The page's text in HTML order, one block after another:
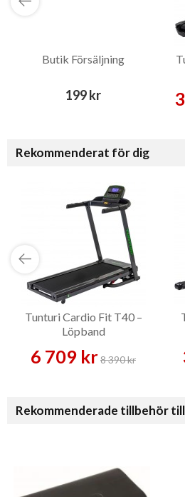
Butik Försäljning
199 kr
Rekommenderat för dig
Tunturi Cardio Fit T40 –
Löpband
6 709 kr8 390 kr
Rekommenderade tillbehör